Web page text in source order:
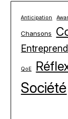
Anticipation
Chansons
QoE
Société